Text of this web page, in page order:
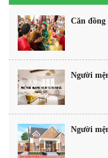
Căn
Người
Người